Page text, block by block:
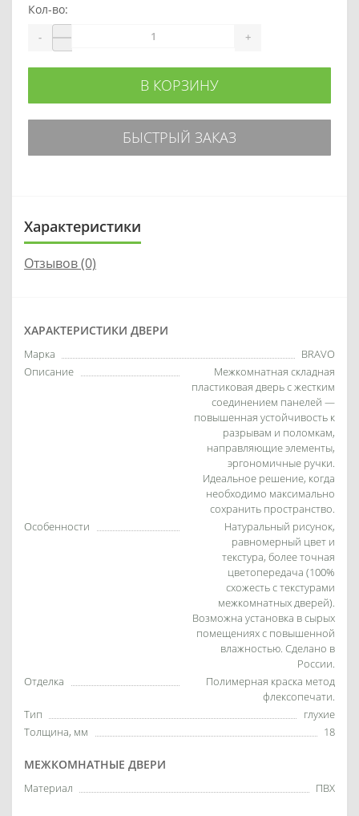
Кол-во:
- +
В КОРЗИНУ
БЫСТРЫЙ ЗАКАЗ
Характеристики
Отзывов (0)
ХАРАКТЕРИСТИКИ ДВЕРИ
Марка
BRAVO
Описание
Межкомнатная складная
пластиковая дверь с жестким
соединением панелей —
повышенная устойчивость к
разрывам и поломкам,
направляющие элементы,
эргономичные ручки.
Идеальное решение, когда
необходимо максимально
сохранить пространство.
Особенности
Натуральный рисунок,
равномерный цвет и
текстура, более точная
цветопередача (100%
схожесть с текстурами
межкомнатных дверей).
Возможна установка в сырых
помещениях с повышенной
влажностью. Сделано в
России.
Отделка
Полимерная краска метод
флексопечати.
Тип
глухие
Толщина, мм
18
МЕЖКОМНАТНЫЕ ДВЕРИ
Материал ПВХ